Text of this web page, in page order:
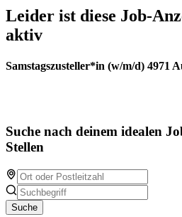
Leider ist diese Job-
aktiv
Samstagszusteller*in (w/m/d) 4971
Suche nach deinem idealen
Stellen
Suche